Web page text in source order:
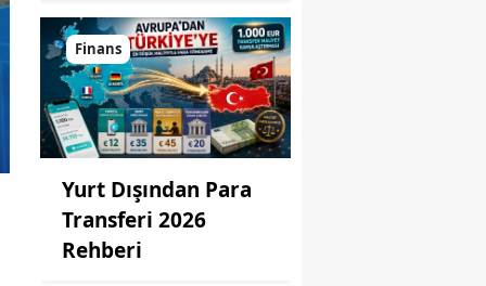
Finans
Yurt Dışından Para
Transferi 2026
Rehberi